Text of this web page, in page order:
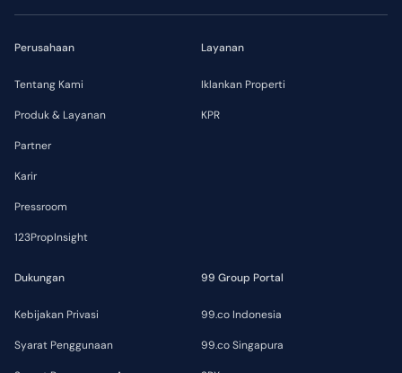
Perusahaan
Tentang Kami
Produk & Layanan
Partner
Karir
Pressroom
123PropInsight
Layanan
Iklankan Properti
KPR
Dukungan
Kebijakan Privasi
Syarat Penggunaan
99 Group Portal
99.co Indonesia
99.co Singapura